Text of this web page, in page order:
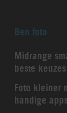
Ben foto
Midrange
beste keuzes
Foto kleiner
handige